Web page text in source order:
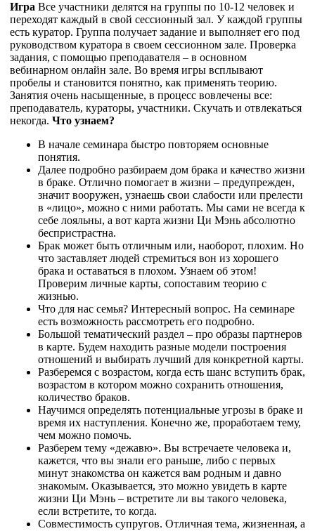
Игра Все участники делятся на группы по 10-12 человек и
переходят каждый в свой сессионный зал. У каждой группы
есть куратор. Группа получает задание и выполняет его под
руководством куратора в своем сессионном зале. Проверка
задания, с помощью преподавателя – в основном
вебинарном онлайн зале. Во время игры всплывают
пробелы и становится понятно, как применять теорию.
Занятия очень насыщенные, в процесс вовлечены все:
преподаватель, кураторы, участники. Скучать и отвлекаться
некогда. Что узнаем?
В начале семинара быстро повторяем основные
понятия.
Далее подробно разбираем дом брака и качество жизни
в браке. Отлично помогает в жизни – предупрежден,
значит вооружен, узнаешь свои слабости или прелести
в «лицо», можно с ними работать. Мы сами не всегда к
себе лояльны, а вот карта жизни Ци Мэнь абсолютно
беспристрастна.
Брак может быть отличным или, наоборот, плохим. Но
что заставляет людей стремиться вон из хорошего
брака и оставаться в плохом. Узнаем об этом!
Проверим личные карты, сопоставим теорию с
жизнью.
Что для нас семья? Интересный вопрос. На семинаре
есть возможность рассмотреть его подробно.
Большой тематический раздел – про образы партнеров
в карте. Будем находить разные модели построения
отношений и выбирать лучший для конкретной карты.
Разберемся с возрастом, когда есть шанс вступить брак,
возрастом в котором можно сохранить отношения,
количество браков.
Научимся определять потенциальные угрозы в браке и
время их наступления. Конечно же, проработаем тему,
чем можно помочь.
Разберем тему «дежавю». Вы встречаете человека и,
кажется, что вы знали его раньше, либо с первых
минут знакомства он кажется вам родным и давно
знакомым. Оказывается, это можно увидеть в карте
жизни Ци Мэнь – встретите ли вы такого человека,
если встретите, то когда.
Совместимость супругов. Отличная тема, жизненная, а